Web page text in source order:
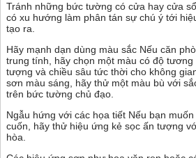
Tránh những bức tường có cửa hay cửa
có xu hướng làm phân tán sự chú ý tới
tạo ra.
Hãy mạnh dạn dùng màu sắc Nếu căn
trung tính, hãy chọn một màu có độ
tượng và chiều sâu tức thời cho không
sơn màu sáng, hãy thử một màu bù với
trên bức tường chủ đạo.
Ngẫu hứng với các họa tiết Nếu bạn
cuốn, hãy thử hiệu ứng kẻ sọc ấn tượng
hòa.